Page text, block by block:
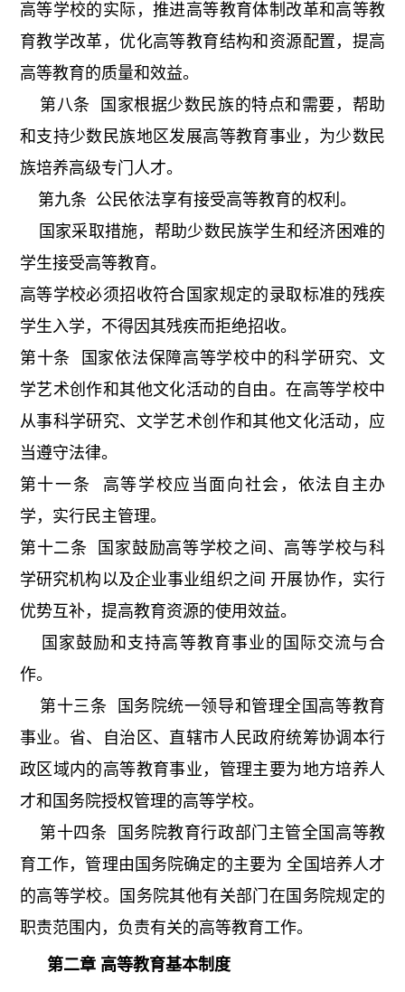
高等学校的实际，推进高等教育体制改革和高等教
育教学改革，优化高等教育结构和资源配置，提高
高等教育的质量和效益。
第八条 国家根据少数民族的特点和需要，帮助
和支持少数民族地区发展高等教育事业，为少数民
族培养高级专门人才。
第九条 公民依法享有接受高等教育的权利。
国家采取措施，帮助少数民族学生和经济困难的
学生接受高等教育。
高等学校必须招收符合国家规定的录取标准的残疾
学生入学，不得因其残疾而拒绝招收。
第十条 国家依法保障高等学校中的科学研究、文
学艺术创作和其他文化活动的自由。在高等学校中
从事科学研究、文学艺术创作和其他文化活动，应
当遵守法律。
第十一条 高等学校应当面向社会，依法自主办
学，实行民主管理。
第十二条 国家鼓励高等学校之间、高等学校与科
学研究机构以及企业事业组织之间 开展协作，实行
优势互补，提高教育资源的使用效益。
国家鼓励和支持高等教育事业的国际交流与合
作。
第十三条 国务院统一领导和管理全国高等教育
事业。省、自治区、直辖市人民政府统筹协调本行
政区域内的高等教育事业，管理主要为地方培养人
才和国务院授权管理的高等学校。
第十四条 国务院教育行政部门主管全国高等教
育工作，管理由国务院确定的主要为 全国培养人才
的高等学校。国务院其他有关部门在国务院规定的
职责范围内，负责有关的高等教育工作。
第二章 高等教育基本制度